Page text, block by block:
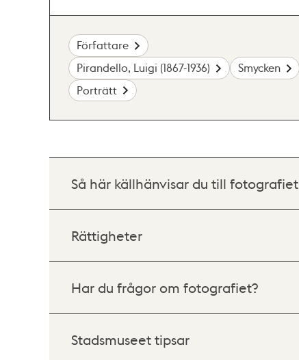
Författare
Pirandello, Luigi (1867-1936)
Smycken
Porträtt
Så här källhänvisar du till fotografiet
Rättigheter
Har du frågor om fotografiet?
Stadsmuseet tipsar